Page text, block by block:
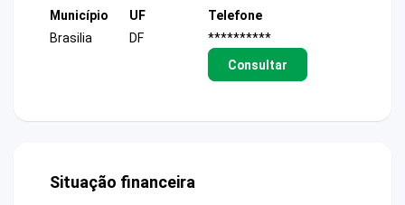
Município
Brasilia
UF
DF
Telefone
**********
Consultar
Situação financeira